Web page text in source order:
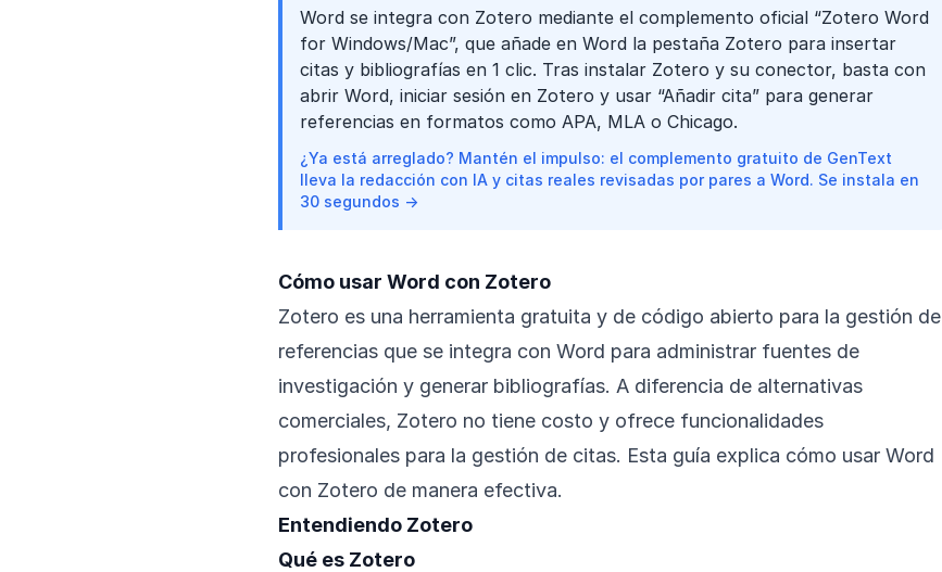
Word se integra con Zotero mediante el complemento oficial “Zotero Word
for Windows/Mac”, que añade en Word la pestaña Zotero para insertar
citas y bibliografías en 1 clic. Tras instalar Zotero y su conector, basta con
abrir Word, iniciar sesión en Zotero y usar “Añadir cita” para generar
referencias en formatos como APA, MLA o Chicago.
¿Ya está arreglado? Mantén el impulso: el complemento gratuito de GenText
lleva la redacción con IA y citas reales revisadas por pares a Word. Se instala en
30 segundos →
Cómo usar Word con Zotero
Zotero es una herramienta gratuita y de código abierto para la gestión de
referencias que se integra con Word para administrar fuentes de
investigación y generar bibliografías. A diferencia de alternativas
comerciales, Zotero no tiene costo y ofrece funcionalidades
profesionales para la gestión de citas. Esta guía explica cómo usar Word
con Zotero de manera efectiva.
Entendiendo Zotero
Qué es Zotero